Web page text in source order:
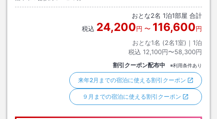
おとな2名 1泊1部屋 合計
税込 24,200円 〜 116,600円
おとな1名 (2名1室)｜ 1泊
税込 12,100円〜58,300円
割引クーポン配布中 ※利用条件あり
来年2月までの宿泊に使える割引クーポン
９月までの宿泊に使える割引クーポン